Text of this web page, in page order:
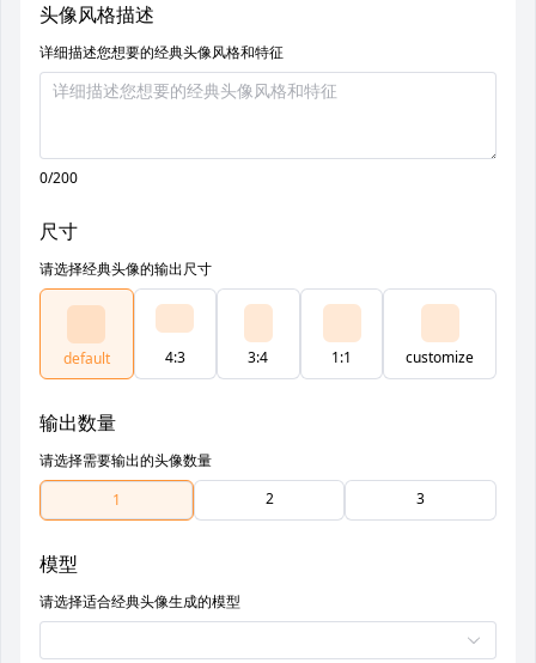
头像风格描述
详细描述您想要的经典头像风格和特征
0/200
尺寸
请选择经典头像的输出尺寸
default 4:3 3:4 1:1 customize
输出数量
请选择需要输出的头像数量
1
2 3
模型
请选择适合经典头像生成的模型